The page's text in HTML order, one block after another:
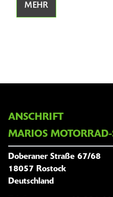
MEHR
ANSCHRIFT
MARIOS
Doberaner Straße 67/68
18057 Rostock
Deutschland